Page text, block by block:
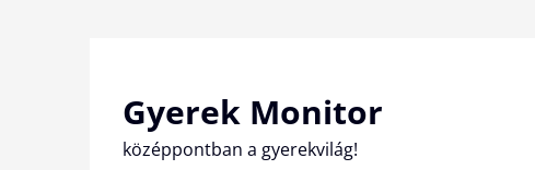
Gyerek Monitor
középpontban a gyerekvilág!